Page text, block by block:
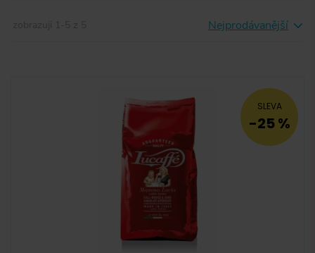
Nejprodávanější
SLEVA
-25 %